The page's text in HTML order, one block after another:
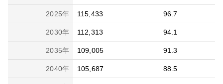
2025年 115,433 96.7
2030年 112,313 94.1
2035年 109,005 91.3
2040年 105,687 88.5